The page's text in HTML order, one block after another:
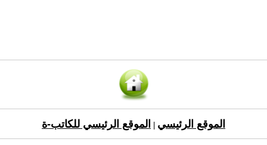
الموقع الرئيسي الموقع الرئيسي للكاتب-ة